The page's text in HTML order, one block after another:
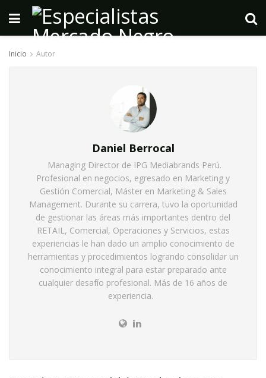
Inicio Autor
Daniel Berrocal
Managing Director de IPG Mediabrands Perú.
Profesional en negocios, egresado en Marketing y
Gestión Comercial, Máster en Marketing & Sales
Management. Durante su carrera, tuvo la oportunidad
de gestionar las áreas más importantes dentro del
RETAIL, Comercial, Operaciones y Servicios, estas
experiencias le han dado un amplio conocimiento de
herramientas y procedimientos logrando consolidar un
conocimiento integral para estar preparado ante
cualquier desafío profesional. Más de 16 años de
experiencia.